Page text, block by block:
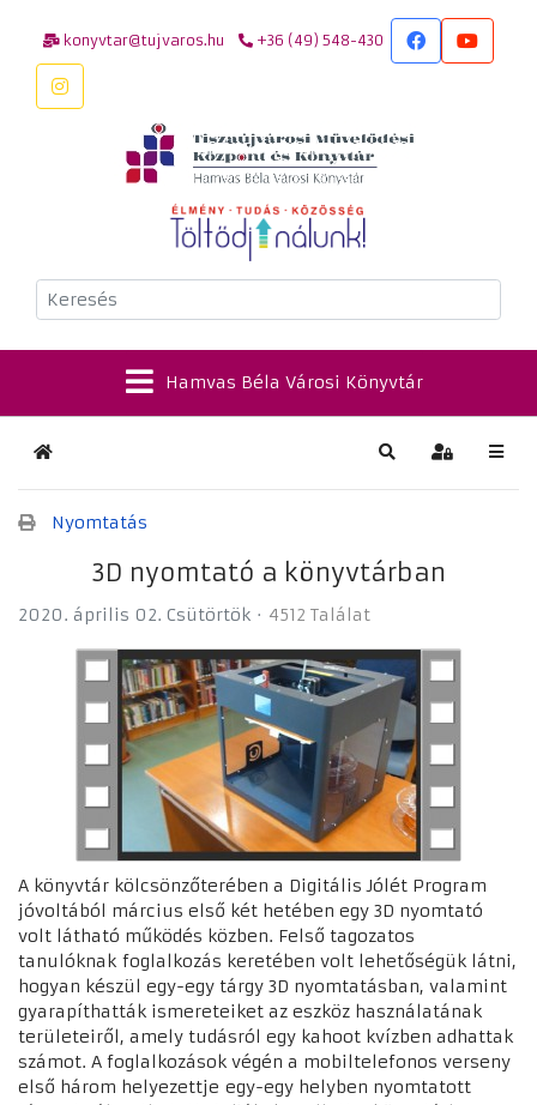
konyvtar@tujvaros.hu +36 (49) 548-430
Keresés
Hamvas Béla Városi Könyvtár
Kezdőlap Keresés
Nyomtatás
3D nyomtató a könyvtárban
2020. április 02. Csütörtök 4512 Találat
A könyvtár kölcsönzőterében a Digitális Jólét Program
jóvoltából március első két hetében egy 3D nyomtató
volt látható működés közben. Felső tagozatos
tanulóknak foglalkozás keretében volt lehetőségük látni,
hogyan készül egy-egy tárgy 3D nyomtatásban, valamint
gyarapíthatták ismereteiket az eszköz használatának
területeiről, amely tudásról egy kahoot kvízben adhattak
számot. A foglalkozások végén a mobiltelefonos verseny
első három helyezettje egy-egy helyben nyomtatott